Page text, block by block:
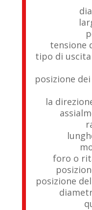
tensione
tipo di
posizione
la
foro o
posizione